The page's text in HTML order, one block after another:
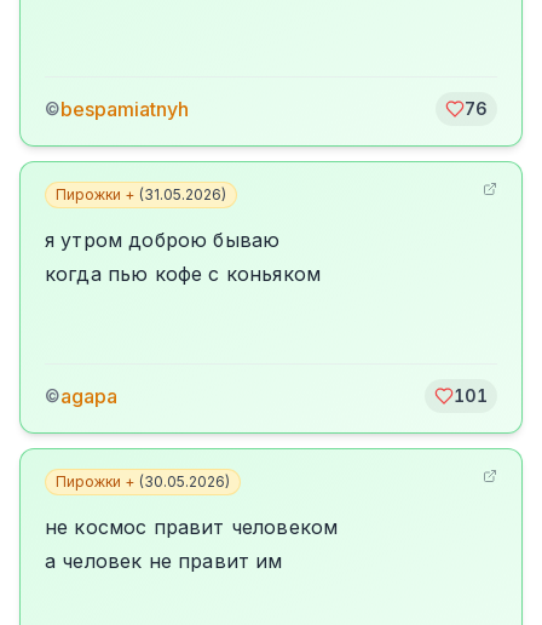
©bespamiatnyh 76
Пирожки + (31.05.2026)
я утром доброю бываю
когда пью кофе с коньяком
©agapa 101
Пирожки + (30.05.2026)
не космос правит человеком
а человек не правит им